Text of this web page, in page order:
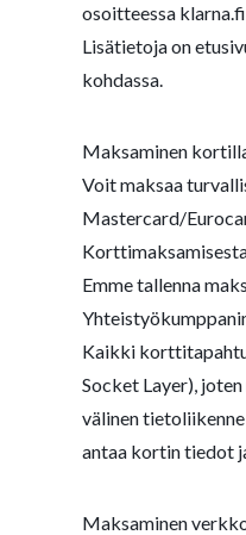
osoitteessa
Lisätietoja on
kohdassa.
Maksaminen
Voit maksaa
Mastercard/
Emme tallenna
Kaikki
Socket Layer),
välinen
antaa kortin tiedot
Maksaminen